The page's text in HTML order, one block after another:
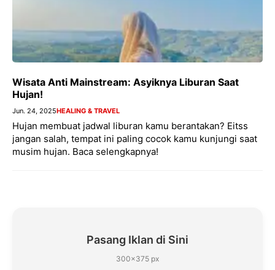
Wisata Anti Mainstream: Asyiknya Liburan Saat
Hujan!
Jun. 24, 2025HEALING & TRAVEL
Hujan membuat jadwal liburan kamu berantakan? Eitss
jangan salah, tempat ini paling cocok kamu kunjungi saat
musim hujan. Baca selengkapnya!
Pasang Iklan di Sini
300×375 px